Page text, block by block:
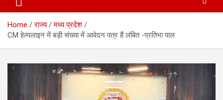
Home राज्य
मध्य प्रदेश
CM हेल्पलाइन में बड़ी संख्या में आवेदन पत्र हैं लंबित -प्रतिभा पाल